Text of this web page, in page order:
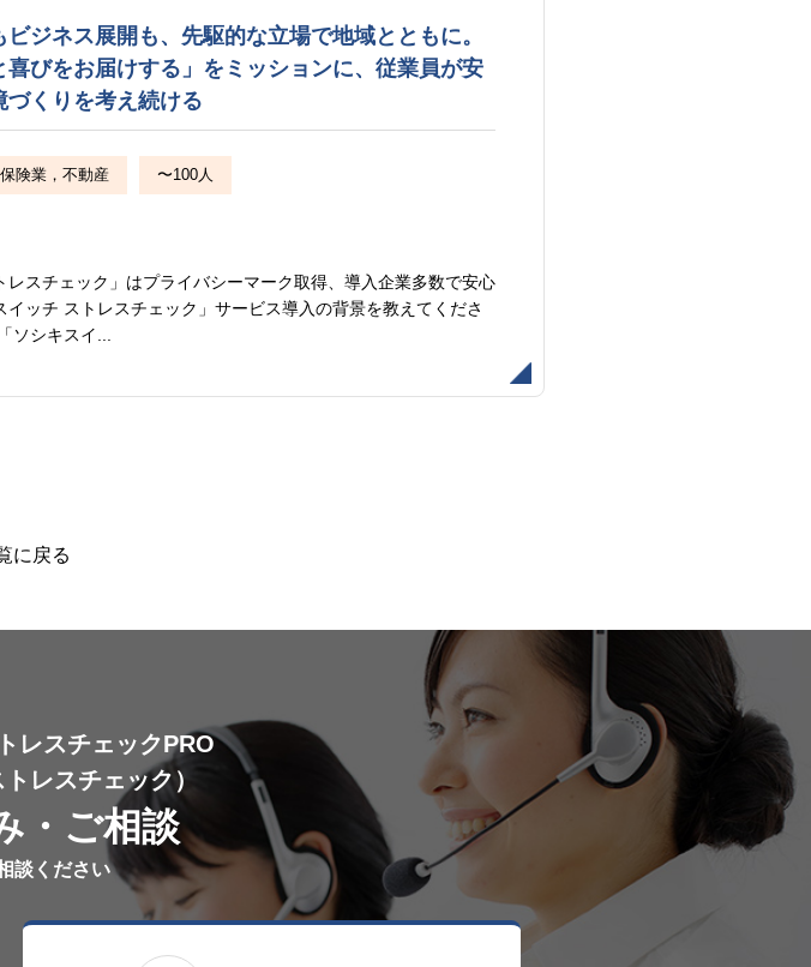
ジネス展開も、先駆的な立場で地域とともに。
喜びをお届けする」をミッションに、従業員が安
くりを考え続ける
険業，不動産 〜100人
レスチェック」はプライバシーマーク取得、導入企業多数で安心
イッチ ストレスチェック」サービス導入の背景を教えてくださ
シキスイ...
に戻る
レスチェックPRO
レスチェック）
・ご相談
談ください